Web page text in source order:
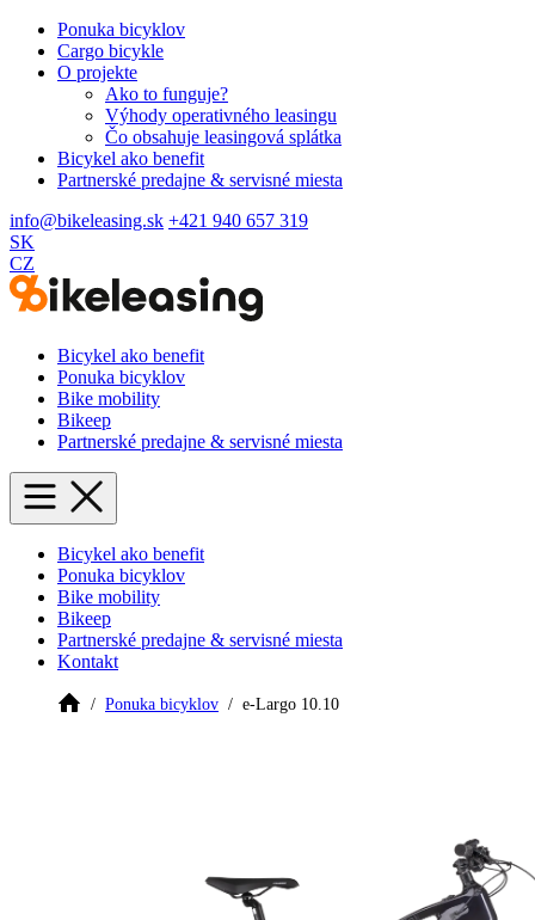
Ponuka bicyklov
Cargo bicykle
O projekte
Ako to funguje?
Výhody operativného leasingu
Čo obsahuje leasingová splátka
Bicykel ako benefit
Partnerské predajne & servisné miesta
info@bikeleasing.sk +421 940 657 319
SK
CZ
Bicykel ako benefit
Ponuka bicyklov
Bike mobility
Bikeep
Partnerské predajne & servisné miesta
Bicykel ako benefit
Ponuka bicyklov
Bike mobility
Bikeep
Partnerské predajne & servisné miesta
Kontakt
Ponuka bicyklov e-Largo 10.10